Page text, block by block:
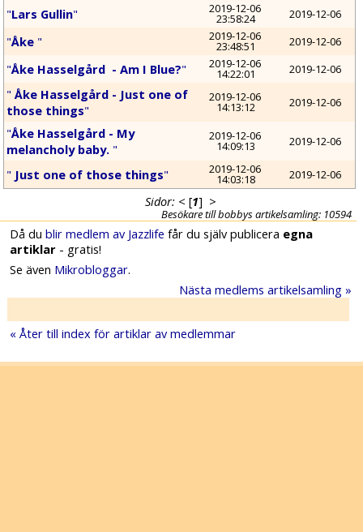
"Lars Gullin" 2019-12-06
23:58:24 2019-12-06
"Åke " 2019-12-06
23:48:51 2019-12-06
"Åke Hasselgård  - Am I Blue?" 2019-12-06
14:22:01 2019-12-06
" Åke Hasselgård - Just one of
those things"
2019-12-06
14:13:12 2019-12-06
"Åke Hasselgård - My
melancholy baby. "
2019-12-06
14:09:13 2019-12-06
" Just one of those things" 2019-12-06
14:03:18 2019-12-06
Sidor: < [1] >
Besökare till bobbys artikelsamling: 10594
Då du blir medlem av Jazzlife får du själv publicera egna
artiklar - gratis!
Se även Mikrobloggar.
Nästa medlems artikelsamling »
« Åter till index för artiklar av medlemmar